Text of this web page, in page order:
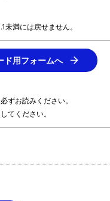
満には戻せません。
ド用フォームへ
ずお読みください。
てください。